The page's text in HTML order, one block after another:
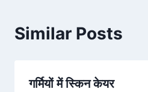
Similar Posts
गर्मियों में स्किन केयर